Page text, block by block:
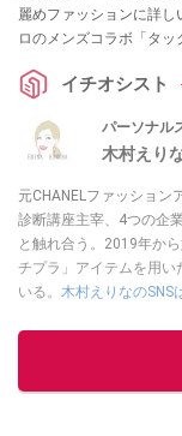
麗めファッションに詳
ロのメンズコラボ「タッ
イチオシスト
パーソナル
木村えり
元CHANELファッション
診断講座主宰、4つの企
と触れ合う。2019年か
チプラ」アイテムを用い
いる。 木村えりなのSNS